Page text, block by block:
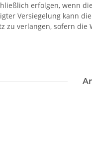
erfolgen, wenn
Versiegelung kann
zu verlangen, sofern